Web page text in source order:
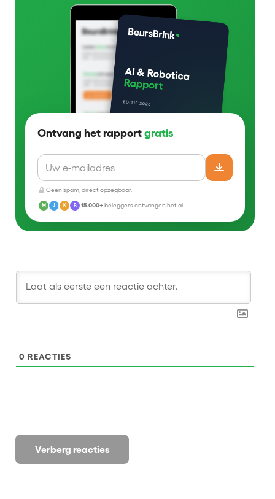
Ontvang het rapport gratis
Geen spam, direct opzegbaar.
M J K R 15.000+beleggers ontvangen het al
Verberg reacties
0 REACTIES